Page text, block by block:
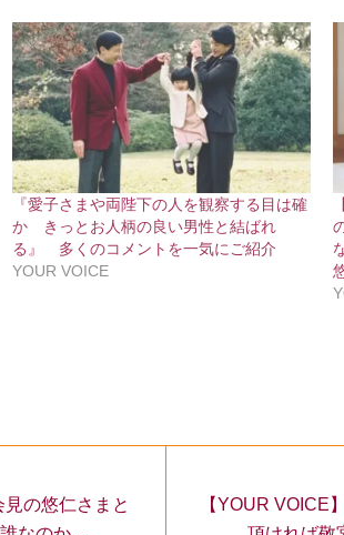
『愛子さまや両陛下の人を観察する目は確
か きっとお人柄の良い男性と結ばれ
る』 多くのコメントを一気にご紹介
YOUR VOICE
見の悠仁さまと
【YOUR VOICE